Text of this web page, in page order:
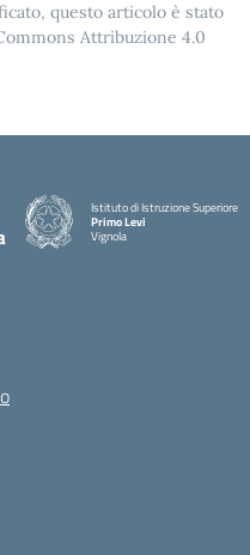
questo articolo è stato
Attribuzione 4.0
Istituto di Istruzione Superiore
Primo Levi
Vignola